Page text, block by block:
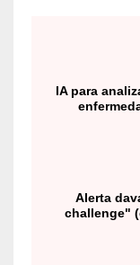
IA para
Alerta
challenge"